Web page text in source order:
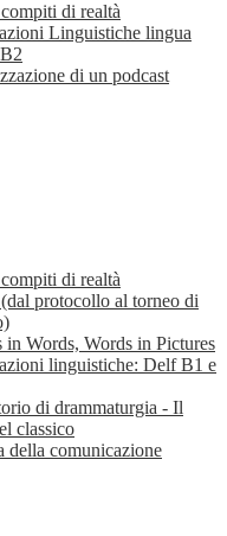
di realtà
Linguistiche lingua
di un podcast
di realtà
protocollo al torneo di
in Words, Words in Pictures
linguistiche: Delf B1 e
di drammaturgia - Il
classico
della comunicazione